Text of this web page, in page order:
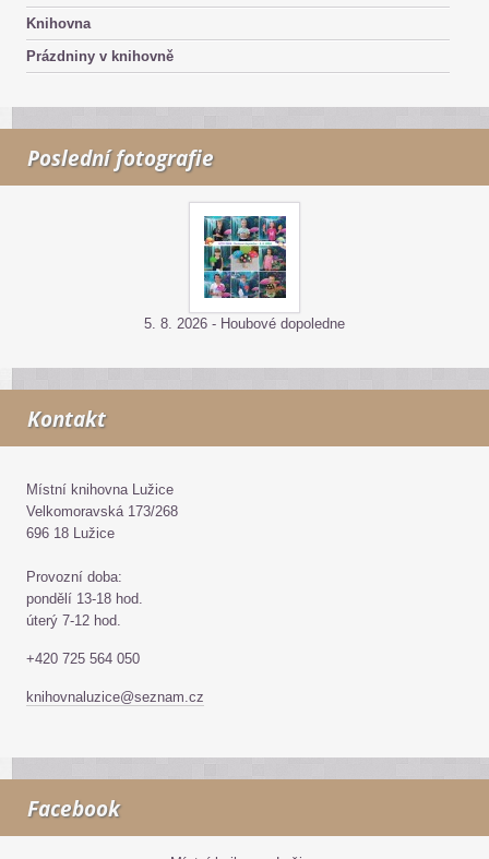
Knihovna
Prázdniny v knihovně
Poslední fotografie
5. 8. 2026 - Houbové dopoledne
Kontakt
Místní knihovna Lužice
Velkomoravská 173/268
696 18 Lužice
Provozní doba:
pondělí 13-18 hod.
úterý 7-12 hod.
+420 725 564 050
knihovnaluzice@seznam.cz
Facebook